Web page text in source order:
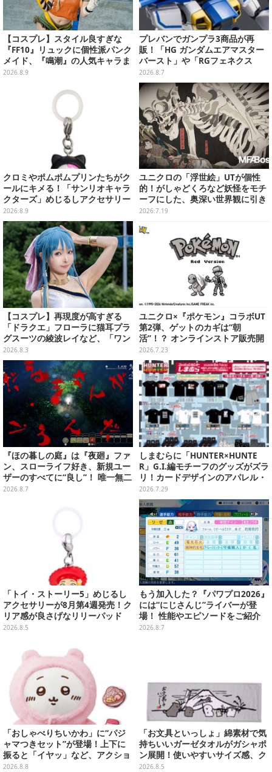
【コスプレ】スタイル良すぎな
『FF10』リュックに個性派パンク
メイド、『鳴潮』の人気キャラま
で「ワンフェス」美女レイヤー6
2026.8.9
プレバンでガンプラ3商品が再
販！「HG ガンダムエアマスター
バースト」や「RGフェネクス
（ナラティブVer.）」も
2026.8.7
クロミやポムポムプリンたちがク
ールにキメる！「サンリオキャラ
クターズ」めじるしアクセサリー
がガシャポン展開
2026.8.9
ユニクロの「浮世絵」UTが個性
的！がしゃどくろなど妖怪をモチ
ーフにした、奥深い世界観に引き
込まれる
2026.7.19
【コスプレ】再現度が高すぎる
「ドラクエ」フローラに猫耳プラ
グスーツの綾波レイなど、「ワン
フェス」に集結した美女レイヤー
7選【写真33枚】
2026.8.3
ユニクロ×『ポケモン』コラボUT
第2弾、ゲットのカギは“朝
活”！？ オンラインストア販売開
始は当日8時15分から
2026.7.23
『ほの暮しの庭』は『夜廻』ファ
ン、スローライフ好き、新規ユー
ザーのすべてに“良し”！ 唯一無二
の「不穏生活シム」恐怖も暮らし
2026.8.7
しまむらに「HUNTER×HUNTE
R」G.I.編モチーフのグッズがズラ
リ！カードデザインのアパレル・
雑貨、ゴレイヌの「オレが3人分
になる…」も
2026.7.29
「トイ・ストーリー5」めじるし
アクセサリーが8月第4週発売！ク
リア感が良さげなリリーパッド
や、ジェシーなど全5種ラインナ
2026.8.5
もう加入した？『パワプロ2026』
には“にじさんじ”ライバーが登
場！ 性能やエピソードをご紹介
2026.8.7
「おしゃべりちいかわ」に“パジ
ャマつきセット”が登場！上下に
振ると「イヤッ」など、アクショ
ンに応じて喋ってくれる
2026.8.8
「お文具といっしょ」綿素材で気
持ちいいガーゼタオルがガシャポ
ン展開！使いやすいサイズ感、ク
ールな和柄や可愛らしいお寿司な
2026.8.5